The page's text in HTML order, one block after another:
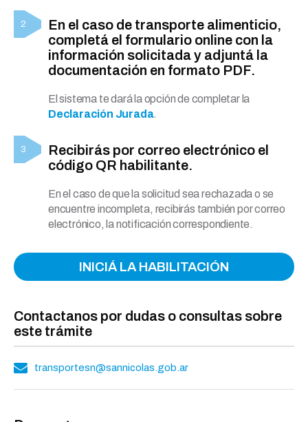
En el caso de transporte alimenticio,
completá el formulario online con la
información solicitada y adjuntá la
documentación en formato PDF.
El sistema te dará la opción de completar la
Declaración Jurada.
Recibirás por correo electrónico el
código QR habilitante.
En el caso de que la solicitud sea rechazada o se
encuentre incompleta, recibirás también por correo
electrónico, la notificación correspondiente.
INICIÁ LA HABILITACIÓN
Contactanos por dudas o consultas sobre
este trámite
transportesn@sannicolas.gob.ar